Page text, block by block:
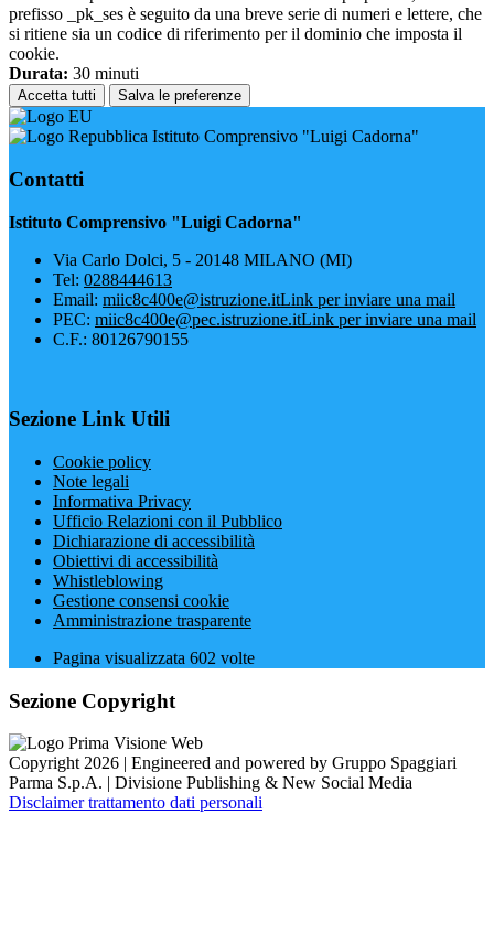
prefisso _pk_ses è seguito da una breve serie di numeri e lettere, che
si ritiene sia un codice di riferimento per il dominio che imposta il
cookie.
Durata: 30 minuti
Accetta tutti Salva le preferenze
Istituto Comprensivo "Luigi Cadorna"
Contatti
Istituto Comprensivo "Luigi Cadorna"
Via Carlo Dolci, 5 - 20148 MILANO (MI)
Tel: 0288444613
Email: miic8c400e@istruzione.itLink per inviare una mail
PEC: miic8c400e@pec.istruzione.itLink per inviare una mail
C.F.: 80126790155
Sezione Link Utili
Cookie policy
Note legali
Informativa Privacy
Ufficio Relazioni con il Pubblico
Dichiarazione di accessibilità
Obiettivi di accessibilità
Whistleblowing
Gestione consensi cookie
Amministrazione trasparente
Pagina visualizzata 602 volte
Sezione Copyright
Copyright 2026 | Engineered and powered by Gruppo Spaggiari
Parma S.p.A. | Divisione Publishing & New Social Media
Disclaimer trattamento dati personali